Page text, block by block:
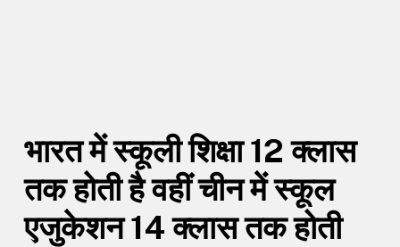
भारत में स्कूली शिक्षा 12 क्लास
तक होती है वहीं चीन में स्कूल
एजुकेशन 14 क्लास तक होती